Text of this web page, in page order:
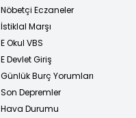
Nöbetçi Eczaneler
İstiklal Marşı
E Okul VBS
E Devlet Giriş
Günlük Burç Yorumları
Son Depremler
Hava Durumu